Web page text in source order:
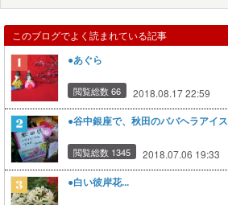
このブログでよく読まれている記事
●あぐら
閲覧総数 66 2018.08.17 22:59
●谷中銀座で、秋田のババヘラアイス
閲覧総数 1345 2018.07.06 19:33
●白い彼岸花...